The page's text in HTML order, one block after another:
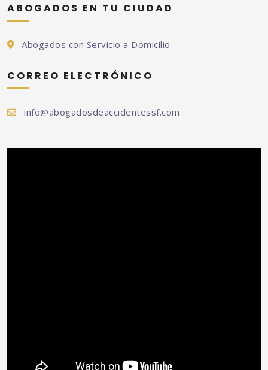
ABOGADOS EN TU CIUDAD
Abogados con Servicio a Domicilio
CORREO ELECTRÓNICO
info@abogadosdeaccidentessf.com